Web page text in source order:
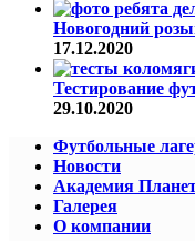
Новогодний
17.12.2020
Тестирование
29.10.2020
Футбольные
Новости
Академия
Галерея
О компании